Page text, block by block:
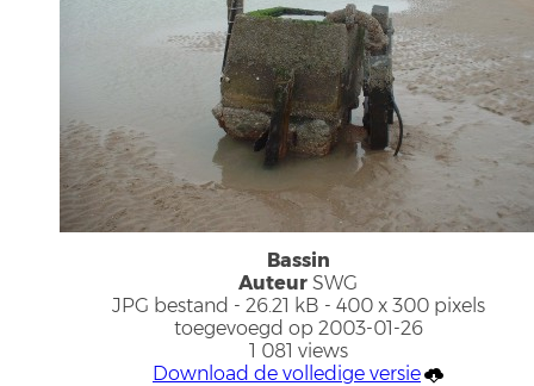
Bassin
Auteur SWG
JPG bestand - 26.21 kB - 400 x 300 pixels
toegevoegd op 2003-01-26
1 081 views
Download de volledige versie